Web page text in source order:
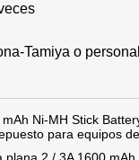
Tamiya o
Ni-MH Stick
para equipos